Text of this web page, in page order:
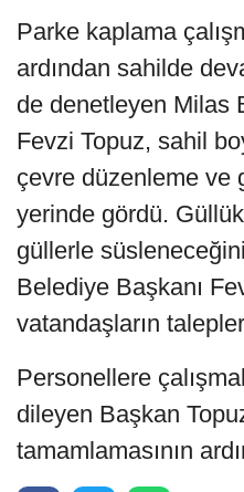
Parke kaplama
ardından sahilde
de denetleyen Milas
Fevzi Topuz, sahil
çevre düzenleme ve
yerinde gördü.
güllerle
Belediye Başkanı
vatandaşların
Personellere
dileyen Başkan
tamamlamasının